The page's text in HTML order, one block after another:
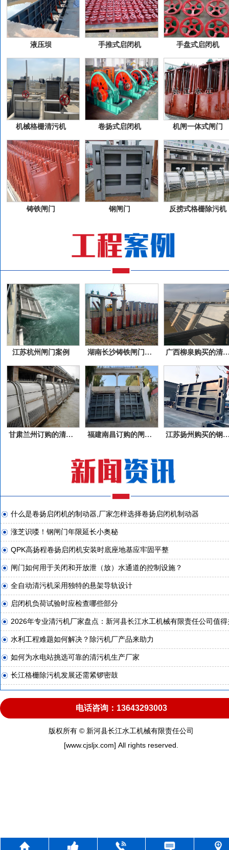
液压坝 手推式启闭机 手盘式启闭机
机械格栅清污机 卷扬式启闭机 机闸一体式闸门
铸铁闸门 钢闸门 反捞式格栅除污机
江苏杭州闸门案例 湖南长沙铸铁闸门案例 广西柳泉购买的清
甘肃兰州订购的清污机产品福建南昌订购的闸门产品江苏扬州购买的钢
什么是卷扬启闭机的制动器,厂家怎样选择卷扬启闭机制动器
涨芝识喽！钢闸门年限延长小奥秘
QPK高扬程卷扬启闭机安装时底座地基应牢固平整
闸门如何用于关闭和开放泄（放）水通道的控制设施？
全自动清污机采用独特的悬架导轨设计
启闭机负荷试验时应检查哪些部分
2026年专业清污机厂家盘点：新河县长江水工机械有限责任公司值得
水利工程难题如何解决？除污机厂产品来助力
如何为水电站挑选可靠的清污机生产厂家
长江格栅除污机发展还需紧锣密鼓
电话咨询：13643293003
版权所有 © 新河县长江水工机械有限责任公司
[www.cjsljx.com] All rights reserved.